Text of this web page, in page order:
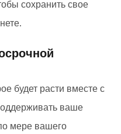
сохранить свое
будет расти вместе с
ваше
мере вашего